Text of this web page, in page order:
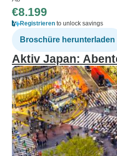
€8.199
Registrieren to unlock savings
Broschüre herunterladen
Aktiv Japan: